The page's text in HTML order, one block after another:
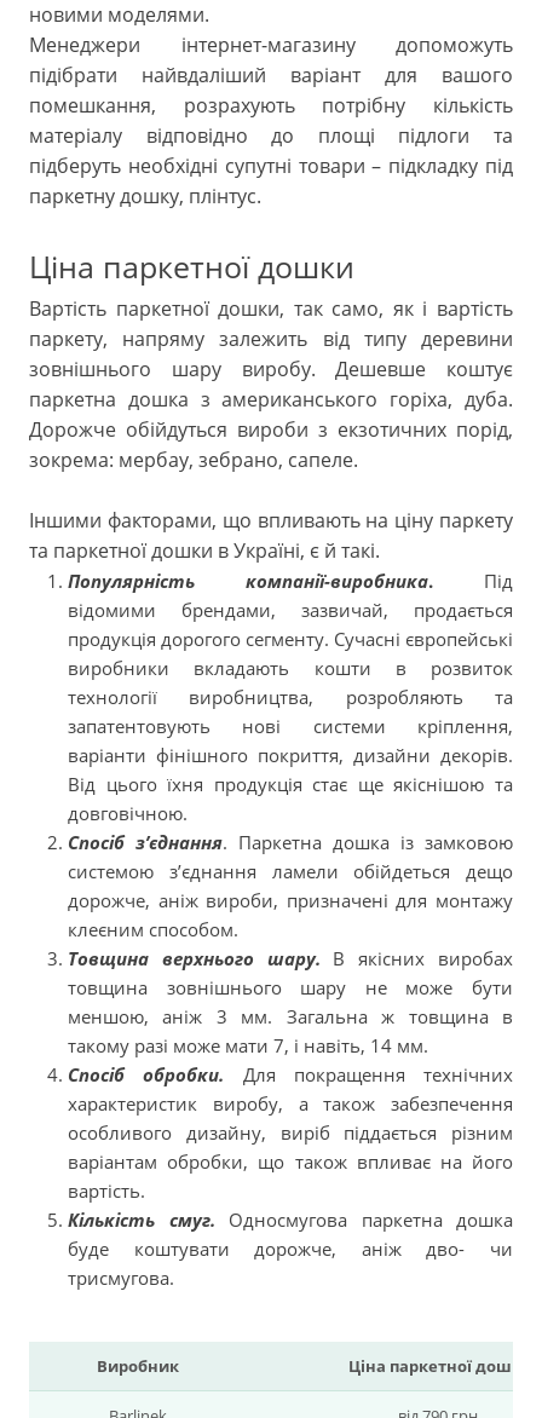
149
новими моделями.
Менеджери інтернет-магазину допоможуть
підібрати найвдаліший варіант для вашого
помешкання, розрахують потрібну кількість
матеріалу відповідно до площі підлоги та
підберуть необхідні супутні товари – підкладку під
паркетну дошку, плінтус.
Ціна паркетної дошки
Вартість паркетної дошки, так само, як і вартість
паркету, напряму залежить від типу деревини
зовнішнього шару виробу. Дешевше коштує
паркетна дошка з американського горіха, дуба.
Дорожче обійдуться вироби з екзотичних порід,
зокрема: мербау, зебрано, сапеле.
Іншими факторами, що впливають на ціну паркету
та паркетної дошки в Україні, є й такі.
Популярність компанії-виробника. Під
відомими брендами, зазвичай, продається
продукція дорогого сегменту. Сучасні європейські
виробники вкладають кошти в розвиток
технології виробництва, розробляють та
запатентовують нові системи кріплення,
варіанти фінішного покриття, дизайни декорів.
Від цього їхня продукція стає ще якіснішою та
довговічною.
Спосіб з’єднання. Паркетна дошка із замковою
системою з’єднання ламели обійдеться дещо
дорожче, аніж вироби, призначені для монтажу
клеєним способом.
Товщина верхнього шару. В якісних виробах
товщина зовнішнього шару не може бути
меншою, аніж 3 мм. Загальна ж товщина в
такому разі може мати 7, і навіть, 14 мм.
Спосіб обробки. Для покращення технічних
характеристик виробу, а також забезпечення
особливого дизайну, виріб піддається різним
варіантам обробки, що також впливає на його
вартість.
Кількість смуг.
Односмугова паркетна дошка
буде коштувати дорожче, аніж дво- чи
трисмугова.
Виробник Ціна паркетної дошки